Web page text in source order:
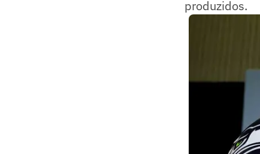
produzidos.